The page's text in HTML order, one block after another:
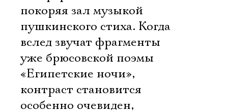
покоряя зал музыкой
пушкинского стиха. Когда
вслед звучат фрагменты
уже брюсовской поэмы
«Египетские ночи»,
контраст становится
особенно очевиден,